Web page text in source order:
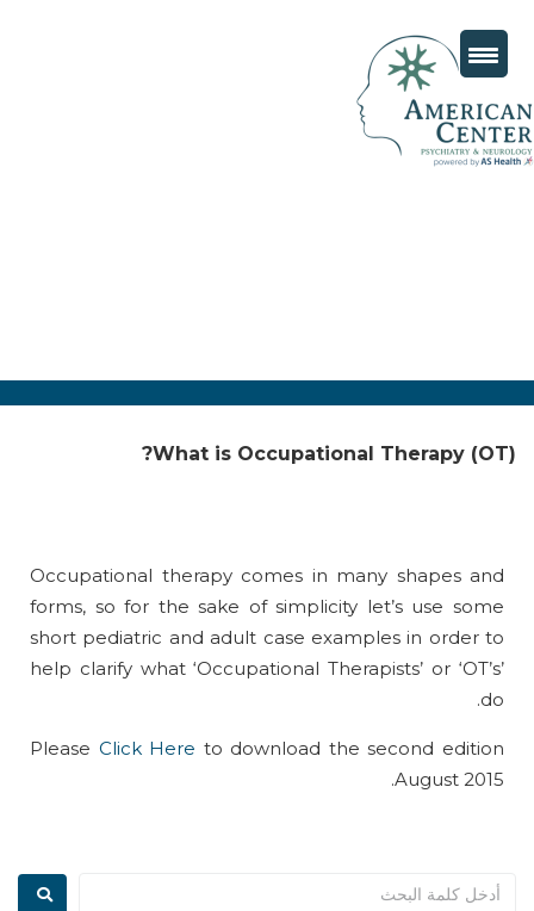
What is Occupational Therapy (OT)?
Occupational therapy comes in many shapes and
forms, so for the sake of simplicity let’s use some
short pediatric and adult case examples in order to
help clarify what ‘Occupational Therapists’ or ‘OT’s’
do.
Please Click Here to download the second edition
August 2015.